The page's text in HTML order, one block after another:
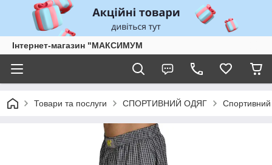
Інтернет-магазин "МАКСИМУМ
Товари та послуги СПОРТИВНИЙ ОДЯГ